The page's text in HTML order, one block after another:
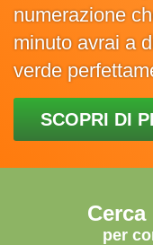
numerazione
minuto avrai a
verde
SCOPRI DI
per